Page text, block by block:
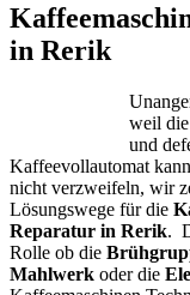
in Rerik
weil
und
Kaffeevollautomat
nicht verzweifeln, wir
Lösungswege für die
Reparatur in Rerik.
Rolle ob die
Mahlwerk oder die